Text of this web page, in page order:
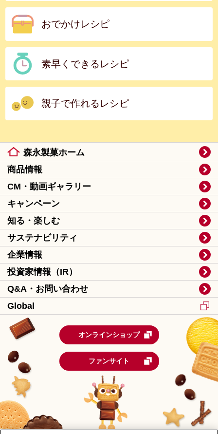
おでかけレシピ
素早くできるレシピ
親子で作れるレシピ
森永製菓ホーム
商品情報
CM・動画ギャラリー
キャンペーン
知る・楽しむ
サステナビリティ
企業情報
投資家情報（IR）
Q&A・お問い合わせ
Global
オンラインショップ
ファンサイト